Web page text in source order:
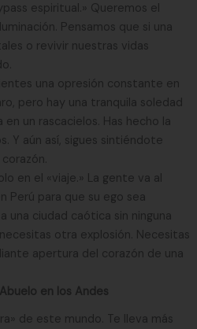
espiritual.» Queremos el
Pensamos que si una
o revivir nuestras vidas
una opresión constante en
pero hay una tranquila soledad
un rascacielos. Has hecho la
Y aún así, sigues sintiéndote
en el «viaje.» La gente va al
Perú para que su ego sea
una ciudad caótica sin ninguna
otra explosión. Necesitas
apertura del corazón de una
en los Andes
de este mundo. Te lleva más